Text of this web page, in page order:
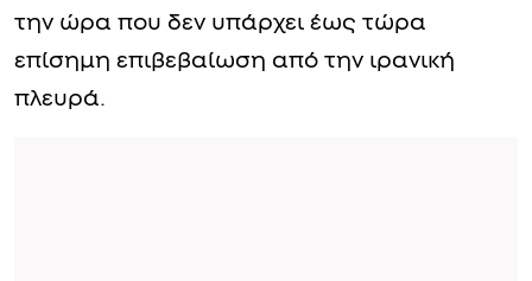
την ώρα που δεν υπάρχει έως τώρα
επίσημη επιβεβαίωση από την ιρανική
πλευρά.